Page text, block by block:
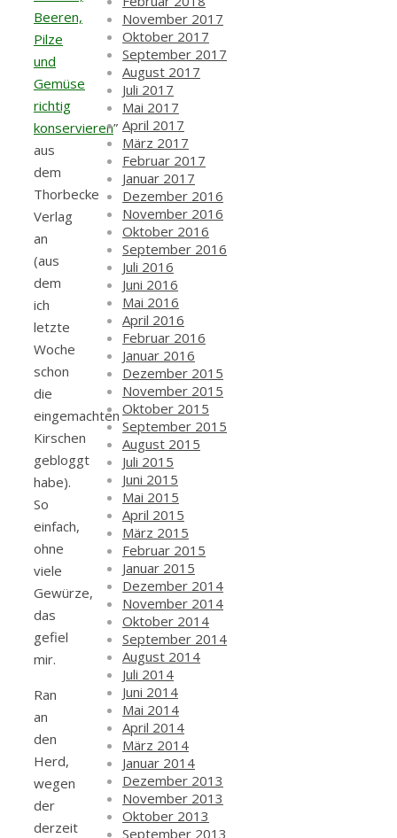
Beeren,
Pilze
und
Gemüse
richtig
konservieren”
aus
dem
Thorbecke
Verlag
an
(aus
dem
ich
letzte
Woche
schon
die
eingemachten
Kirschen
gebloggt
habe).
So
einfach,
ohne
viele
Gewürze,
das
gefiel
mir.
Ran
an
den
Herd,
wegen
der
derzeit
November 2017
Oktober 2017
September 2017
August 2017
Juli 2017
Mai 2017
April 2017
März 2017
Februar 2017
Januar 2017
Dezember 2016
November 2016
Oktober 2016
September 2016
Juli 2016
Juni 2016
Mai 2016
April 2016
Februar 2016
Januar 2016
Dezember 2015
November 2015
Oktober 2015
September 2015
August 2015
Juli 2015
Juni 2015
Mai 2015
April 2015
März 2015
Februar 2015
Januar 2015
Dezember 2014
November 2014
Oktober 2014
September 2014
August 2014
Juli 2014
Juni 2014
Mai 2014
April 2014
März 2014
Januar 2014
Dezember 2013
November 2013
Oktober 2013
September 2013